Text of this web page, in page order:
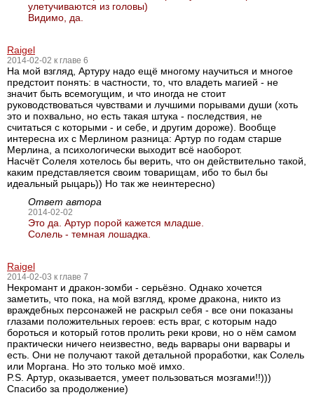
улетучиваются из головы)
Видимо, да.
Raigel
2014-02-02 к главе 6
На мой взгляд, Артуру надо ещё многому научиться и многое
предстоит понять: в частности, то, что владеть магией - не
значит быть всемогущим, и что иногда не стоит
руководствоваться чувствами и лучшими порывами души (хоть
это и похвально, но есть такая штука - последствия, не
считаться с которыми - и себе, и другим дороже). Вообще
интересна их с Мерлином разница: Артур по годам старше
Мерлина, а психологически выходит всё наоборот.
Насчёт Солеля хотелось бы верить, что он действительно такой,
каким представляется своим товарищам, ибо то был бы
идеальный рыцарь)) Но так же неинтересно)
Ответ автора
2014-02-02
Это да. Артур порой кажется младше.
Солель - темная лошадка.
Raigel
2014-02-03 к главе 7
Некромант и дракон-зомби - серьёзно. Однако хочется
заметить, что пока, на мой взгляд, кроме дракона, никто из
враждебных персонажей не раскрыл себя - все они показаны
глазами положительных героев: есть враг, с которым надо
бороться и который готов пролить реки крови, но о нём самом
практически ничего неизвестно, ведь варвары они варвары и
есть. Они не получают такой детальной проработки, как Солель
или Моргана. Но это только моё имхо.
P.S. Артур, оказывается, умеет пользоваться мозгами!!)))
Спасибо за продолжение)